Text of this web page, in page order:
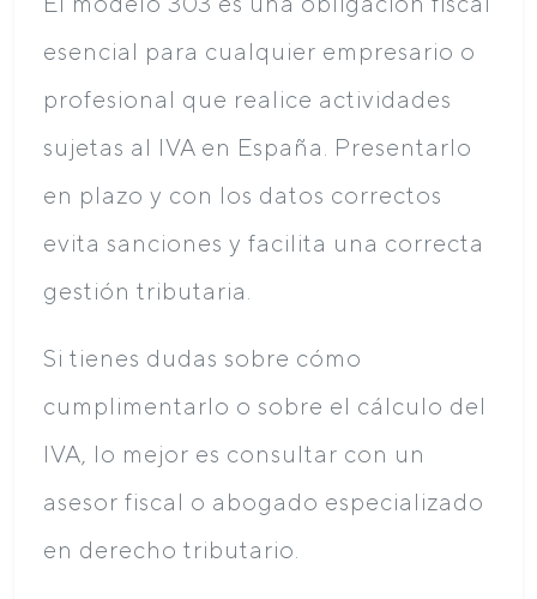
esencial para cualquier empresario o
profesional que realice actividades
sujetas al IVA en España. Presentarlo
en plazo y con los datos correctos
evita sanciones y facilita una correcta
gestión tributaria.
Si tienes dudas sobre cómo
cumplimentarlo o sobre el cálculo del
IVA, lo mejor es consultar con un
asesor fiscal o abogado especializado
en derecho tributario.